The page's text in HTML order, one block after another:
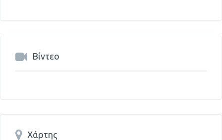
Βίντεο
Χάρτης